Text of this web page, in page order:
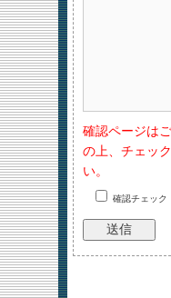
確認ページは
の上、チェッ
い。
確認チェック